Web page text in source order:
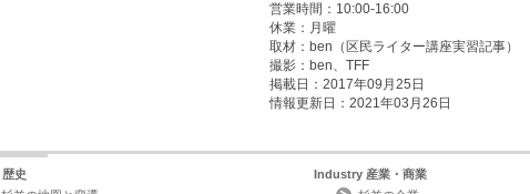
営業時間：10:00-16:00
休業：月曜
取材：ben（区民ライター講座実習記事）
撮影：ben、TFF
掲載日：2017年09月25日
情報更新日：2021年03月26日
歴史
Industry 産業・商業